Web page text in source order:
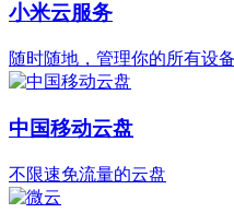
小米云服务
随时随地，管理你的所有设
中国移动云盘
不限速免流量的云盘